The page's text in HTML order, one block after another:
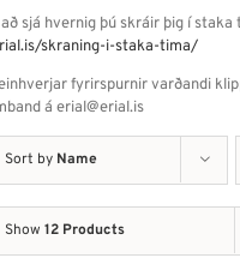
sjá hvernig þú skráir þig í staka
skraning-i-staka-tima/
fyrirspurnir varðandi
á erial@erial.is
Sort by Name
Show 12 Products